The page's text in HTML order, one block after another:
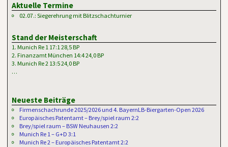
Aktuelle Termine
02.07.: Siegerehrung mit Blitzschachturnier
Stand der Meisterschaft
1. Munich Re 1 17:1 28,5 BP
2. Finanzamt München 14:4 24,0 BP
3. Munich Re 2 13:5 24,0 BP
…
Neueste Beiträge
Firmenschachrunde 2025/2026 und 4. BayernLB-Biergarten-Open 2026
Europäisches Patentamt – Brey/spiel raum 2:2
Brey/spiel raum – BSW Neuhausen 2:2
Munich Re 1 – G+D 3:1
Munich Re 2 – Europäisches Patentamt 2:2